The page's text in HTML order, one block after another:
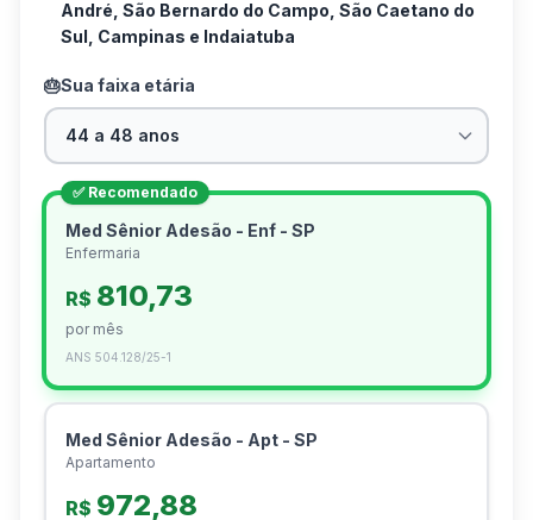
André, São Bernardo do Campo, São Caetano do
Sul, Campinas e Indaiatuba
🎂Sua faixa etária
✅ Recomendado
Med Sênior Adesão - Enf - SP
Enfermaria
R$ 810,73
por mês
ANS 504.128/25-1
Med Sênior Adesão - Apt - SP
Apartamento
R$ 972,88